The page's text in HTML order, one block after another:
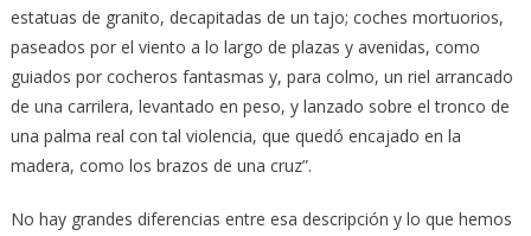
estatuas de granito, decapitadas de un tajo; coches mortuorios,
paseados por el viento a lo largo de plazas y avenidas, como
guiados por cocheros fantasmas y, para colmo, un riel arrancado
de una carrilera, levantado en peso, y lanzado sobre el tronco de
una palma real con tal violencia, que quedó encajado en la
madera, como los brazos de una cruz”.
No hay grandes diferencias entre esa descripción y lo que hemos